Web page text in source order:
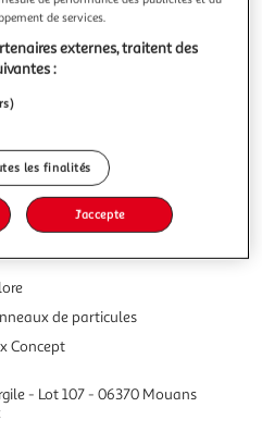
le prix
de particules
Concept
- Lot 107 - 06370 Mouans
de services.
externes, traitent des
:
les finalités
J'accepte